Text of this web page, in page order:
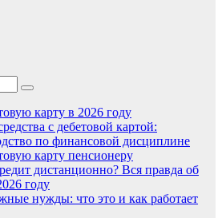
карту в 2026 году
с дебетовой картой:
по финансовой дисциплине
карту пенсионеру
дистанционно? Вся правда об
году
нужды: что это и как работает